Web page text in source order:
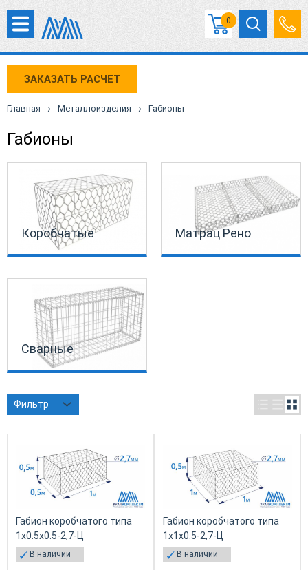
0
ЗАКАЗАТЬ РАСЧЕТ
Главная › Металлоизделия › Габионы
Габионы
Коробчатые Матрац Рено
Сварные
Фильтр
Габион коробчатого типа
1х0.5х0.5-2,7-Ц
В наличии
Габион коробчатого типа
1х1х0.5-2,7-Ц
В наличии